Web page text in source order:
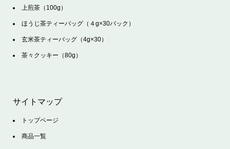
上煎茶（100g）
ほうじ茶ティーバッグ（４g×30バック）
玄米茶ティーバッグ（4g×30）
茶々クッキー（80g）
サイトマップ
トップページ
商品一覧